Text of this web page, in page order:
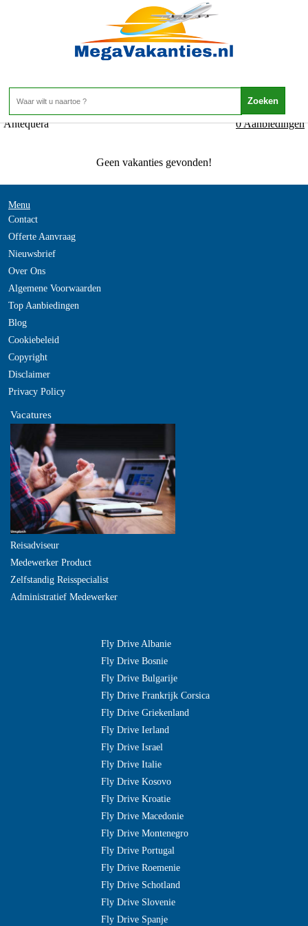
Home>
Antequera 0 Aanbiedingen
Geen vakanties gevonden!
Menu
Contact
Offerte Aanvraag
Nieuwsbrief
Over Ons
Algemene Voorwaarden
Top Aanbiedingen
Blog
Cookiebeleid
Copyright
Disclaimer
Privacy Policy
Vacatures
Reisadviseur
Medewerker Product
Zelfstandig Reisspecialist
Administratief Medewerker
Fly Drive Albanie
Fly Drive Bosnie
Fly Drive Bulgarije
Fly Drive Frankrijk Corsica
Fly Drive Griekenland
Fly Drive Ierland
Fly Drive Israel
Fly Drive Italie
Fly Drive Kosovo
Fly Drive Kroatie
Fly Drive Macedonie
Fly Drive Montenegro
Fly Drive Portugal
Fly Drive Roemenie
Fly Drive Schotland
Fly Drive Slovenie
Fly Drive Spanje